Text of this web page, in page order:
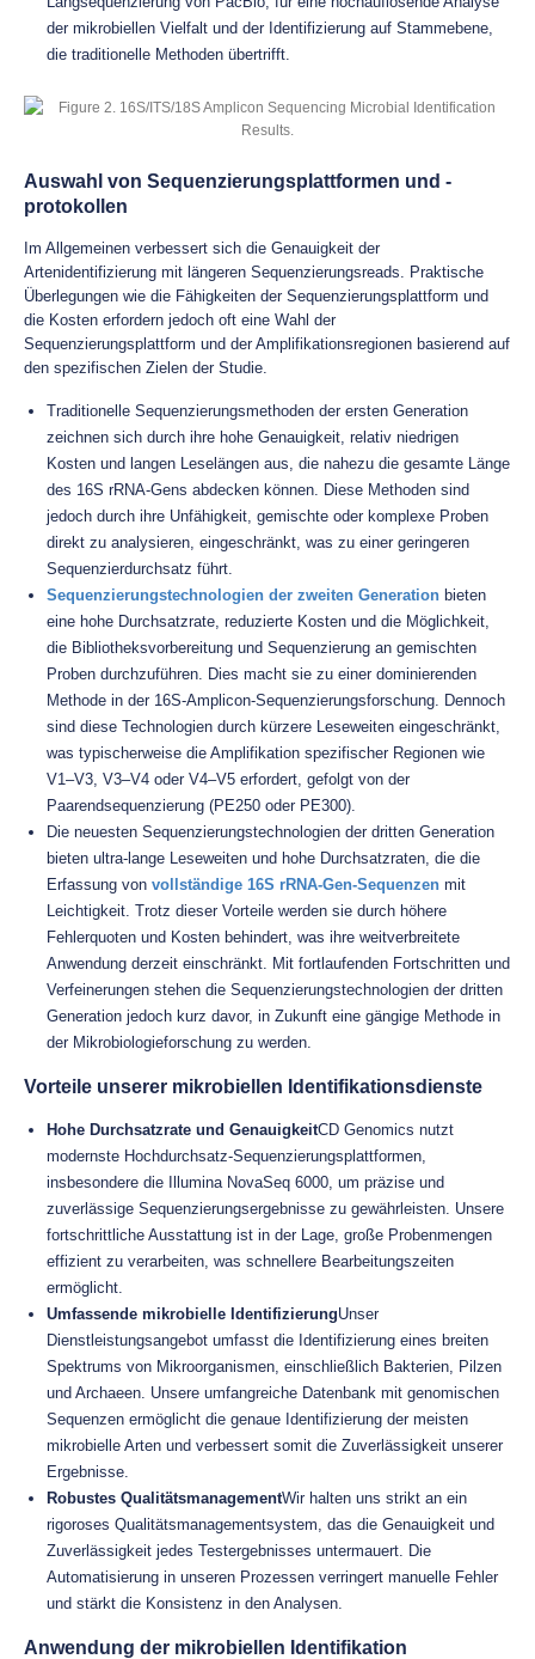
der mikrobiellen Vielfalt und der Identifizierung auf Stammebene,
die traditionelle Methoden übertrifft.
Auswahl von Sequenzierungsplattformen und -
protokollen
Im Allgemeinen verbessert sich die Genauigkeit der
Artenidentifizierung mit längeren Sequenzierungsreads. Praktische
Überlegungen wie die Fähigkeiten der Sequenzierungsplattform und
die Kosten erfordern jedoch oft eine Wahl der
Sequenzierungsplattform und der Amplifikationsregionen basierend auf
den spezifischen Zielen der Studie.
Traditionelle Sequenzierungsmethoden der ersten Generation
zeichnen sich durch ihre hohe Genauigkeit, relativ niedrigen
Kosten und langen Leselängen aus, die nahezu die gesamte Länge
des 16S rRNA-Gens abdecken können. Diese Methoden sind
jedoch durch ihre Unfähigkeit, gemischte oder komplexe Proben
direkt zu analysieren, eingeschränkt, was zu einer geringeren
Sequenzierdurchsatz führt.
Sequenzierungstechnologien der zweiten Generation bieten
eine hohe Durchsatzrate, reduzierte Kosten und die Möglichkeit,
die Bibliotheksvorbereitung und Sequenzierung an gemischten
Proben durchzuführen. Dies macht sie zu einer dominierenden
Methode in der 16S-Amplicon-Sequenzierungsforschung. Dennoch
sind diese Technologien durch kürzere Leseweiten eingeschränkt,
was typischerweise die Amplifikation spezifischer Regionen wie
V1–V3, V3–V4 oder V4–V5 erfordert, gefolgt von der
Paarendsequenzierung (PE250 oder PE300).
Die neuesten Sequenzierungstechnologien der dritten Generation
bieten ultra-lange Leseweiten und hohe Durchsatzraten, die die
Erfassung von vollständige 16S rRNA-Gen-Sequenzen mit
Leichtigkeit. Trotz dieser Vorteile werden sie durch höhere
Fehlerquoten und Kosten behindert, was ihre weitverbreitete
Anwendung derzeit einschränkt. Mit fortlaufenden Fortschritten und
Verfeinerungen stehen die Sequenzierungstechnologien der dritten
Generation jedoch kurz davor, in Zukunft eine gängige Methode in
der Mikrobiologieforschung zu werden.
Vorteile unserer mikrobiellen Identifikationsdienste
Hohe Durchsatzrate und GenauigkeitCD Genomics nutzt
modernste Hochdurchsatz-Sequenzierungsplattformen,
insbesondere die Illumina NovaSeq 6000, um präzise und
zuverlässige Sequenzierungsergebnisse zu gewährleisten. Unsere
fortschrittliche Ausstattung ist in der Lage, große Probenmengen
effizient zu verarbeiten, was schnellere Bearbeitungszeiten
ermöglicht.
Umfassende mikrobielle IdentifizierungUnser
Dienstleistungsangebot umfasst die Identifizierung eines breiten
Spektrums von Mikroorganismen, einschließlich Bakterien, Pilzen
und Archaeen. Unsere umfangreiche Datenbank mit genomischen
Sequenzen ermöglicht die genaue Identifizierung der meisten
mikrobielle Arten und verbessert somit die Zuverlässigkeit unserer
Ergebnisse.
Robustes QualitätsmanagementWir halten uns strikt an ein
rigoroses Qualitätsmanagementsystem, das die Genauigkeit und
Zuverlässigkeit jedes Testergebnisses untermauert. Die
Automatisierung in unseren Prozessen verringert manuelle Fehler
und stärkt die Konsistenz in den Analysen.
Anwendung der mikrobiellen Identifikation